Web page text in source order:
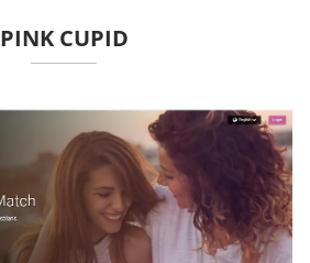
PINK CUPID